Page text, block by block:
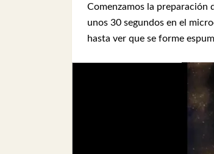
Comenzamos la preparación
unos 30 segundos en el
hasta ver que se forme